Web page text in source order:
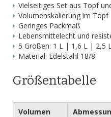
Vielseitiges Set aus Topf
Volumenskalierung im Topf
Geringes Packmaß
Lebensmittelecht und
5 Größen: 1 L | 1,6 L | 2,5
Material: Edelstahl 18/8
Größentabelle
Volumen